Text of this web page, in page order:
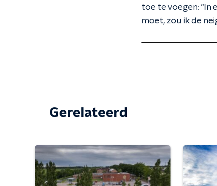
toe te voegen: "In
moet, zou ik de
Gerelateerd